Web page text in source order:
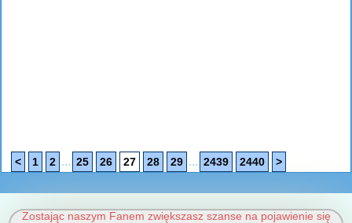
< 1 2 ... 25 26 27 28 29 ... 2439 2440 >
Zostając naszym Fanem zwiększasz szanse na pojawienie się